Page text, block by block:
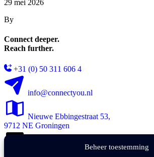
Beheer toestemming
29 mei 2026
By
Connect deeper.
Reach further.
+31 (0) 50 311 606 4
info@connectyou.nl
Nieuwe Ebbingestraat 53,
9712 NE Groningen